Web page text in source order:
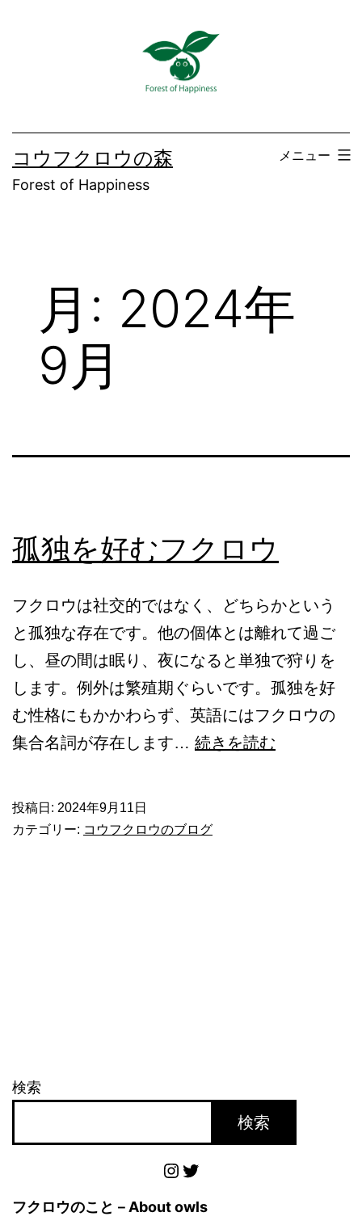
ス
コウフクロウの森
Forest of Happiness
メニュー
月: 2024年
9月
孤独を好むフクロウ
フクロウは社交的ではなく、どちらかという
と孤独な存在です。他の個体とは離れて過ご
し、昼の間は眠り、夜になると単独で狩りを
します。例外は繁殖期ぐらいです。孤独を好
む性格にもかかわらず、英語にはフクロウの
集合名詞が存在します… 続きを読む
投稿日: 2024年9月11日
カテゴリー: コウフクロウのブログ
検索
検索
Instagram
Twitter
フクロウのこと－About owls